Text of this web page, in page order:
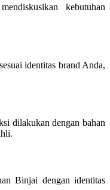
kebutuhan
identitas brand Anda,
dilakukan dengan bahan
Binjai dengan identitas